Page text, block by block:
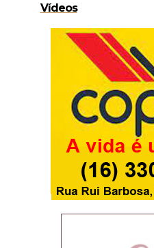
Vídeos